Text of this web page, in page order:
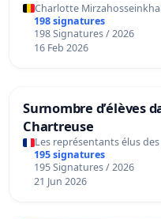
Charlotte
198 signatures
198 Signatures / 2026
16 Feb 2026
Surnombre d’élèves
Chartreuse
Les représentants élus
195 signatures
195 Signatures / 2026
21 Jun 2026